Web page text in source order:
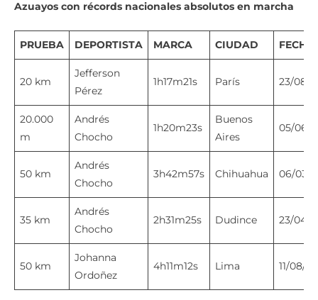
Azuayos con récords nacionales absolutos en marcha
PRUEBA DEPORTISTA MARCA CIUDAD FECHA
20 km
Jefferson
Pérez
1h17m21s París 23/08/
20.000
m
Andrés
Chocho
1h20m23s
Buenos
Aires
05/06/
50 km
Andrés
Chocho
3h42m57s Chihuahua 06/03/
35 km
Andrés
Chocho
2h31m25s Dudince 23/04/
50 km
Johanna
Ordoñez
4h11m12s Lima 11/08/